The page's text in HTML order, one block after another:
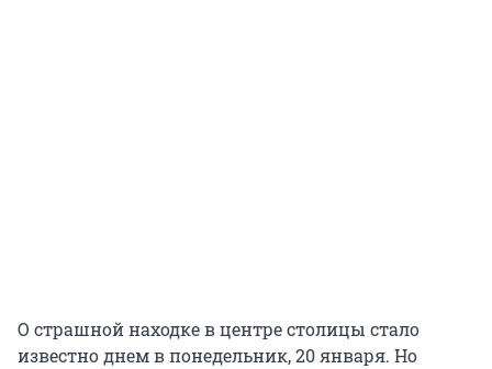
О страшной находке в центре столицы стало
известно днем в понедельник, 20 января. Но